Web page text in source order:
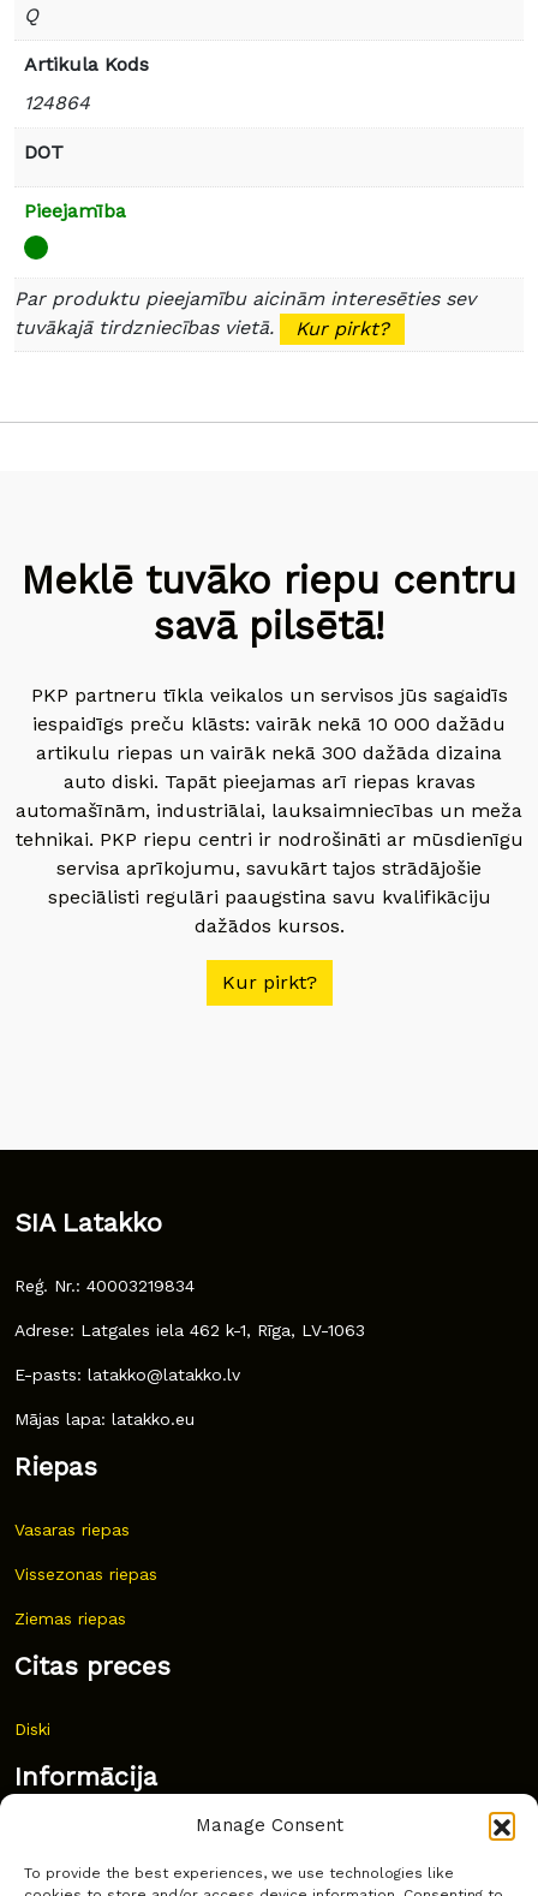
Manage Consent
To provide the best experiences, we use technologies like
Q
Artikula Kods
124864
DOT
Pieejamība
Par produktu pieejamību aicinām interesēties sev
tuvākajā tirdzniecības vietā.
Kur pirkt?
Meklē tuvāko riepu centru
savā pilsētā!
PKP partneru tīkla veikalos un servisos jūs sagaidīs
iespaidīgs preču klāsts: vairāk nekā 10 000 dažādu
artikulu riepas un vairāk nekā 300 dažāda dizaina
auto diski. Tapāt pieejamas arī riepas kravas
automašīnām, industriālai, lauksaimniecības un meža
tehnikai. PKP riepu centri ir nodrošināti ar mūsdienīgu
servisa aprīkojumu, savukārt tajos strādājošie
speciālisti regulāri paaugstina savu kvalifikāciju
dažādos kursos.
Kur pirkt?
SIA Latakko
Reģ. Nr.: 40003219834
Adrese: Latgales iela 462 k-1, Rīga, LV-1063
E-pasts: latakko@latakko.lv
Mājas lapa: latakko.eu
Riepas
Vasaras riepas
Vissezonas riepas
Ziemas riepas
Citas preces
Diski
Informācija
Bieži uzdoti jautājumi